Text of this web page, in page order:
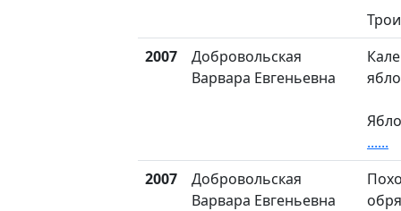
2007
Добровольская
Варвара Евгеньевна
......
2007
Добровольская
Варвара Евгеньевна